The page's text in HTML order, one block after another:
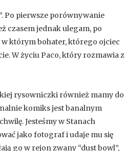
Po pierwsze porównywanie
czasem jednak ulegam, po
którym bohater, którego ojciec
W życiu Paco, który rozmawia z
rysowniczki również mamy do
komiks jest banalnym
Jesteśmy w Stanach
jako fotograf i udaje mu się
go w rejon zwany “dust bowl”,